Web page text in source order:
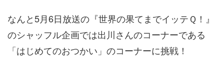
なんと5月6日放送の『世界の果てまでイッテＱ！』
のシャッフル企画では出川さんのコーナーである
「はじめてのおつかい」のコーナーに挑戦！